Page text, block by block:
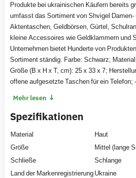
Produkte bei ukrainischen Käufern bereits
umfasst das Sortiment von Shvigel Damen-
Aktentaschen, Geldbörsen, Gürtel,
kleine Accessoires wie Geldklammern und
Unternehmen bietet Hunderte von
Sortiment ständig. Farbe: Schwarz;
Größe (B x H x T, cm): 25 x 33 x 7;
offene aufgesetzte Taschen für ein Telefon;
Textilgurt mit Ledereinsatz; - offenes
Reißverschlussfach auf der Rückseite. Eine
Design eines inländischen Herstellers. Das
Horse-Leder im Vintage-Look gefertigt. Mit
Leder Kratzer entstehen, die ihm einen
Mehr lesen ↓
Spezifikationen
Material
Haut
Größe
Mittel (lange
Schließe
Schlange
Land der MarkenregistrierungUkraine